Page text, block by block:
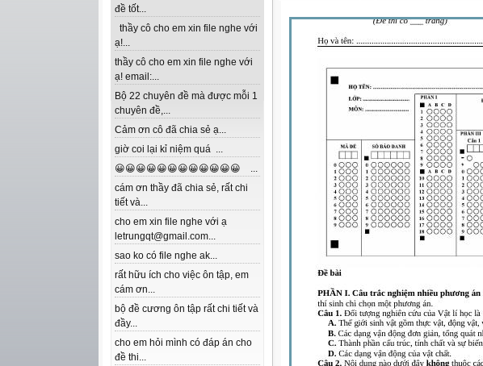
đề tốt...
thầy cô cho em xin file nghe với
ạ!...
thầy cô cho em xin file nghe với
ạ! email:...
Bộ 22 chuyên đề mà được mỗi 1
chuyên đề,...
Cảm ơn cô đã chia sẻ ạ...
giờ coi lại kỉ niệm quá ...
😀😀😀😀😀😀😀😀😀😀😀😀 ...
cám ơn thầy đã chia sẻ, rất chi
tiết và...
cho em xin file nghe với ạ
letrungqt@gmail.com...
sao ko có file nghe ak...
rất hữu ích cho việc ôn tập, em
cám ơn...
bộ đề cương ôn tập rất chi tiết và
đầy...
cho em hỏi mình có đáp án cho
đề thi...